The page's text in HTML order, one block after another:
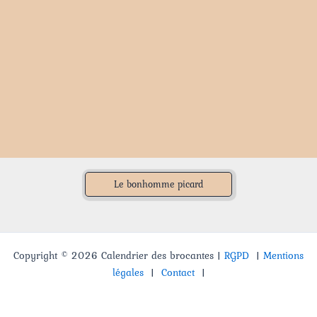
Le bonhomme picard
Copyright © 2026 Calendrier des brocantes | RGPD | Mentions
légales| Contact|